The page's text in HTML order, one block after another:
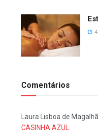
Comentários
Laura Lisboa de
CASINHA AZUL